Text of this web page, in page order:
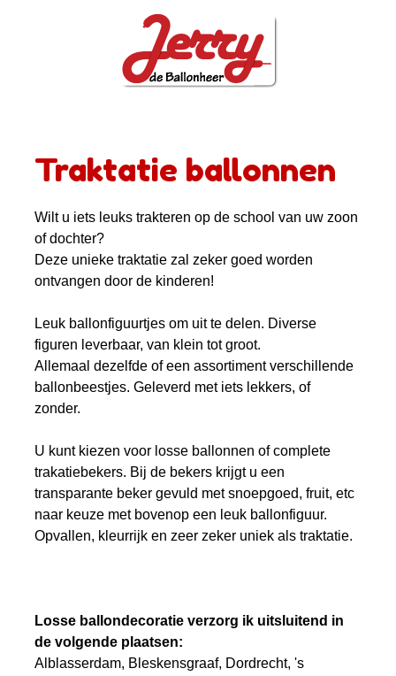
Traktatie ballonnen
Wilt u iets leuks trakteren op de school van uw zoon
of dochter?
Deze unieke traktatie zal zeker goed worden
ontvangen door de kinderen!
Leuk ballonfiguurtjes om uit te delen. Diverse
figuren leverbaar, van klein tot groot.
Allemaal dezelfde of een assortiment verschillende
ballonbeestjes. Geleverd met iets lekkers, of
zonder.
U kunt kiezen voor losse ballonnen of complete
trakatiebekers. Bij de bekers krijgt u een
transparante beker gevuld met snoepgoed, fruit, etc
naar keuze met bovenop een leuk ballonfiguur.
Opvallen, kleurrijk en zeer zeker uniek als traktatie.
Losse ballondecoratie verzorg ik uitsluitend in
de volgende plaatsen:
Alblasserdam, Bleskensgraaf, Dordrecht, 's